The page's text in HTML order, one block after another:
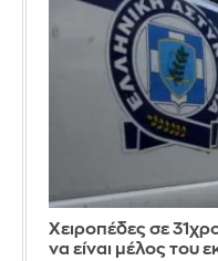
Χειροπέδες σε
να είναι μέλος του